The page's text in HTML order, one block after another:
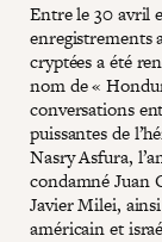
Entre le 30 avril
enregistrements
cryptées a été
nom de «
conversations
puissantes de
Nasry Asfura,
condamné Juan
Javier Milei, ainsi
américain et